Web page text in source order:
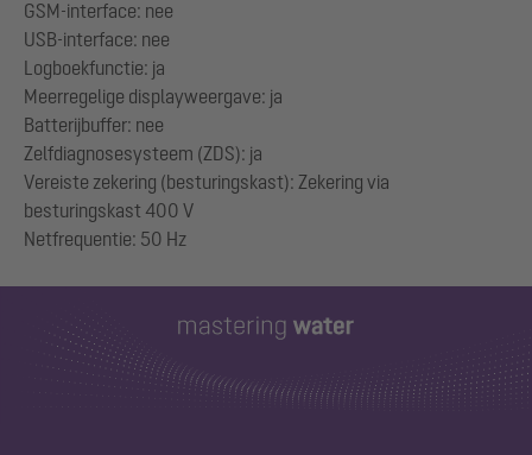
GSM-interface: nee
USB-interface: nee
Logboekfunctie: ja
Meerregelige displayweergave: ja
Batterijbuffer: nee
Zelfdiagnosesysteem (ZDS): ja
Vereiste zekering (besturingskast): Zekering via
besturingskast 400 V